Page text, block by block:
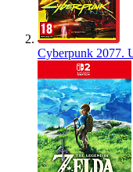
Cyberpunk 2077.